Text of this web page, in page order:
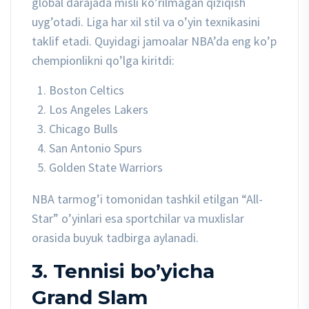
uyg’otadi. Liga har xil stil va o’yin texnikasini
taklif etadi. Quyidagi jamoalar NBA’da eng ko’p
chempionlikni qo’lga kiritdi:
Boston Celtics
Los Angeles Lakers
Chicago Bulls
San Antonio Spurs
Golden State Warriors
NBA tarmog’i tomonidan tashkil etilgan “All-
Star” o’yinlari esa sportchilar va muxlislar
orasida buyuk tadbirga aylanadi.
3. Tennisi bo’yicha
Grand Slam